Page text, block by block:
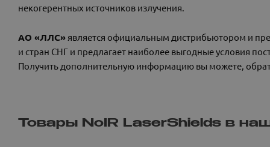
некогерентных источников излучения.
АО «ЛЛС» является официальным дистрибьютором и
и стран СНГ и предлагает наиболее выгодные условия
Получить дополнительную информацию вы можете,
Товары NoIR LaserShields в